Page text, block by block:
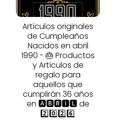
Artículos originales
de Cumpleaños
Nacidos en abril
1990 - 🎂 Productos
y Artículos de
regalo para
aquellos que
cumplirán 36 años
en 🅰🅱🆁🅸🅻 de
2️⃣0️⃣2️⃣6️⃣